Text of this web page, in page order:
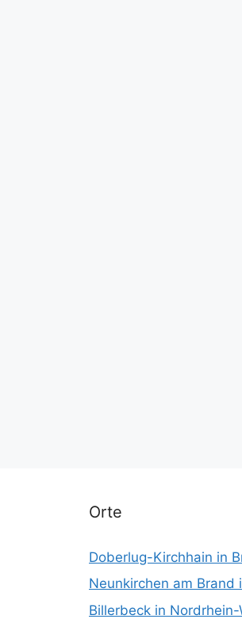
Orte
Doberlug-Kirchhain in
Neunkirchen am Brand
Billerbeck in Nordrhein-